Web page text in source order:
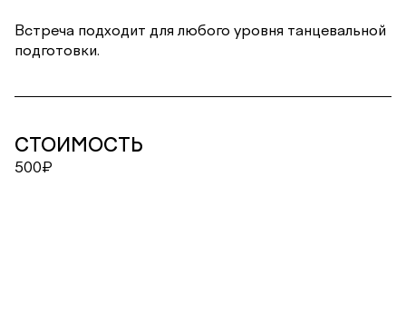
Встреча подходит для любого уровня танцевальной
подготовки.
СТОИМОСТЬ
500₽